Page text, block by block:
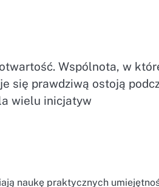
Wspólnota, w
się prawdziwą ostoją
wielu inicjatyw
naukę praktycznych